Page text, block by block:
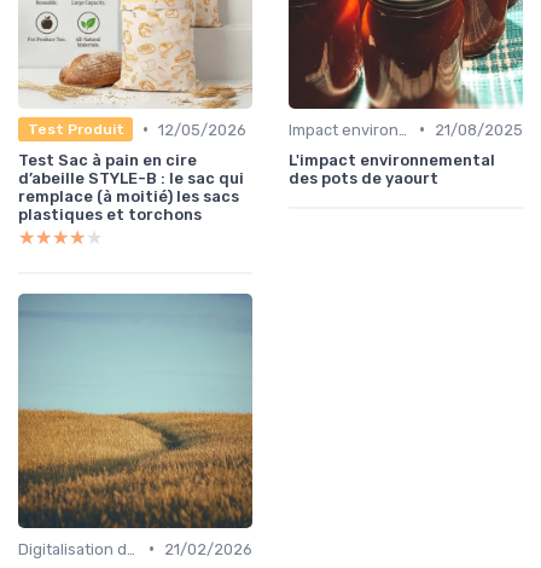
Test Produit • 12/05/2026
Test Sac à pain en cire
d’abeille STYLE-B : le sac qui
remplace (à moitié) les sacs
plastiques et torchons
★★★★★
★★★★★
•
21/08/2025
L'impact environnemental
des pots de yaourt
•
21/02/2026